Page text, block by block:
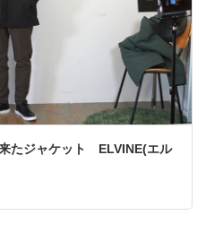
たジャケット ELVINE(エル